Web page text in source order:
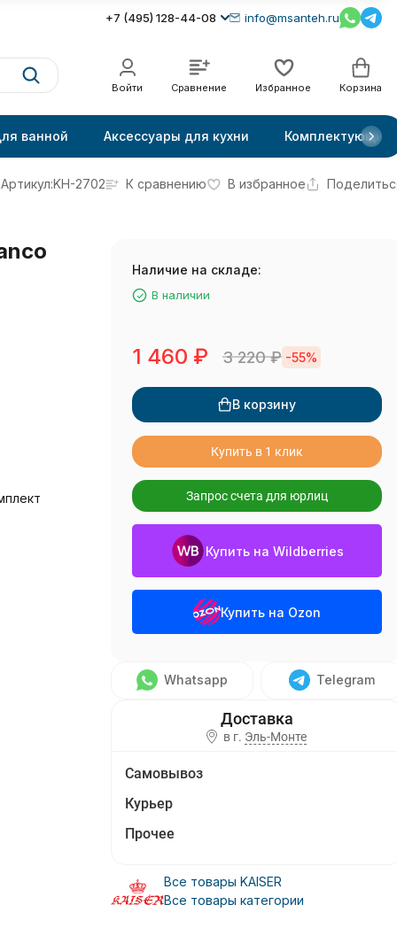
+7 (495) 128-44-08 info@msanteh.ru
Войти Сравнение Избранное Корзина
ванной Аксессуары для кухни Комплектующие
Артикул:KH-2702 К сравнению В избранное
Наличие на складе:
В наличии
1 460 ₽ 3 220₽ -55%
В корзину
Купить в 1 клик
Запрос счета для юрлиц
Купить на Wildberries
Купить на Ozon
Whatsapp Telegram
в г. Эль-Монте
Самовывоз
Курьер
Прочее
Все товары KAISER
Все товары категории